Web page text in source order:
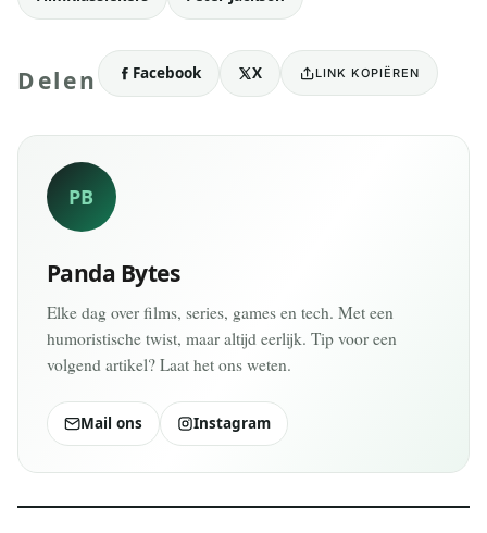
Delen Facebook X LINK KOPIËREN
PB
Panda Bytes
Elke dag over films, series, games en tech. Met een
humoristische twist, maar altijd eerlijk. Tip voor een
volgend artikel? Laat het ons weten.
Mail ons Instagram